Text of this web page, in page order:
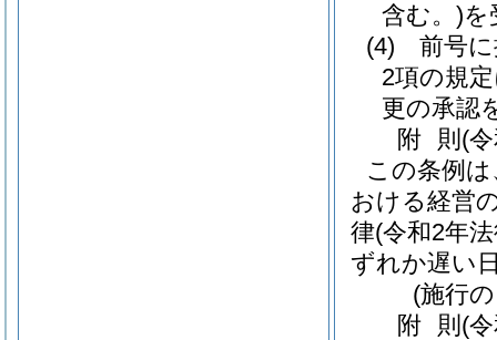
含む。)を
(4)
前号
2項の規
更の承認
附 則 (
この条例
おける経営
律(令和2年
ずれか遅い
(施行
附 則 (